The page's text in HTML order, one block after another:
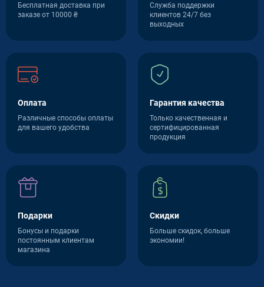
Бесплатная доставка при
заказе от 10000 ₴
Служба поддержки
клиентов 24/7 без
выходных
Оплата
Различные способы оплаты
для вашего удобства
Гарантия качества
Только качественная и
сертифицированная
продукция
Подарки
Бонусы и подарки
постоянным клиентам
магазина
Скидки
Больше скидок, больше
экономии!